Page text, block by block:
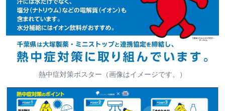
熱中症対策ポスター（画像はイメージです。）